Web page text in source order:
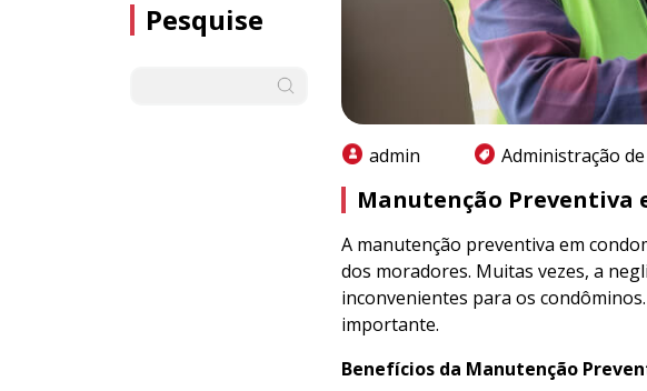
Pesquise
admin Administração
Manutenção Preventiva
A manutenção preventiva em
dos moradores. Muitas vezes, a
inconvenientes para os
importante.
Benefícios da Manutenção